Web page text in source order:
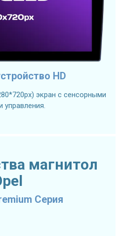
HD
экран с сенсорными
управления.
магнитол
Серия